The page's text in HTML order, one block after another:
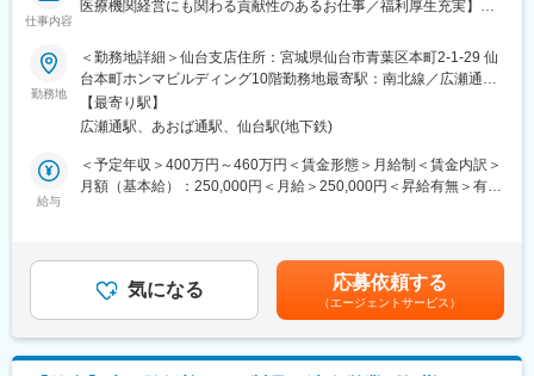
はありますが意向に沿います。)
【中途入社者アンケート】
■入社を決めた理由
（1）社会貢献できる・お客様に喜んで頂ける
（2）安定性・信頼性
■働いてみて感じた魅力
（1）人間関係が良い、先輩が親切
■会社概要
https://www.youtube.com/watch?v=Ge4KiEjNYaM
■採用サイト内動画ページ
https://trim-saiyo.jp/movie/
仕事内容
医療機関経営にも関わる貢献性のあるお仕事／福利厚生充実】
【はじめに】
今回は部署の増員を目的に、法人営業担当を募集します。医療機
関や開業をお考えの医師などに対して、リース商品の提案をメイ
ンでお任せします。
【業務内容】
病院やクリニック、介護施設などを対象に、医療機器をはじめと
ポートいただきます。
ントと協力して、開業の支援をします。集患シュミレーションで
勤務地
＜勤務地詳細＞仙台支店住所：宮城県仙台市青葉区本町2-1-29 仙
台本町ホンマビルディング10階勤務地最寄駅：南北線／広瀬通駅
受動喫煙対策：屋内全面禁煙
【最寄り駅】
広瀬通駅、あおば通駅、仙台駅(地下鉄)
給与
＜予定年収＞400万円～460万円＜賃金形態＞月給制＜賃金内訳＞
月額（基本給）：250,000円＜月給＞250,000円＜昇給有無＞有＜
いません■昇給：有賃金はあくまでも目安の金額であり、選考を通
じて上下する可能性があります。月給(月額)は固定手当を含めた表
記です。
気になる 応募依頼する
（エージェントサービス）